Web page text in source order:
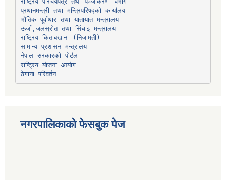
प्रधानमन्त्री तथा मन्त्रिपरिषद्को कार्यालय
भौतिक पूर्वाधार तथा यातायात मन्त्रालय
ऊर्जा,जलस्रोत तथा सिंचाइ मन्त्रालय
सामान्य प्रशासन मन्त्रालय
नेपाल सरकारको पोर्टल
राष्ट्रिय योजना आयोग
ठेगाना परिवर्तन
नगरपालिकाको फेसबुक पेज